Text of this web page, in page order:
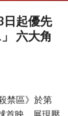
日起優先
六大角
禁區》於第